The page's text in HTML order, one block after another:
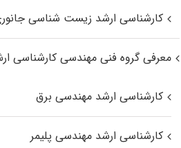
کارشناسی ارشد زیست‌ شناسی
معرفی گروه فنی مهندسی کارشناسی
کارشناسی ارشد مهندسی برق
کارشناسی ارشد مهندسی پلیمر